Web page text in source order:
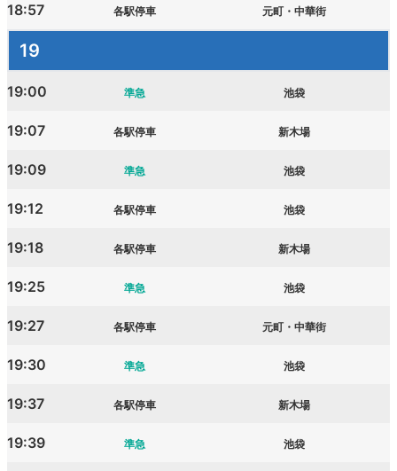
18:57 各駅停車 元町・中華街
19
19:00 準急 池袋
19:07 各駅停車 新木場
19:09 準急 池袋
19:12 各駅停車 池袋
19:18 各駅停車 新木場
19:25 準急 池袋
19:27 各駅停車 元町・中華街
19:30 準急 池袋
19:37 各駅停車 新木場
19:39 準急 池袋